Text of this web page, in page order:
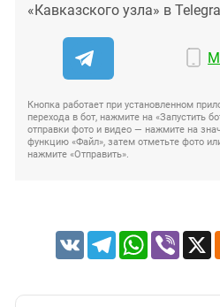
«Кавказского узла» в
Кнопка работает при установленном
перехода в бот, нажмите на «Запустить
отправки фото и видео — нажмите на
функцию «Файл», затем отметьте фото
нажмите «Отправить».
VK TelegramWhatsApp
Viber X